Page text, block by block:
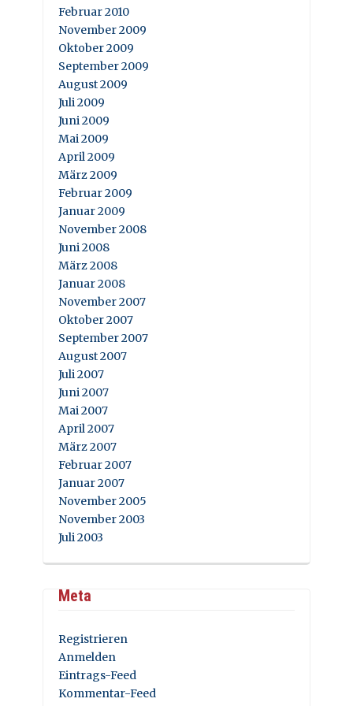
Februar 2010
November 2009
Oktober 2009
September 2009
August 2009
Juli 2009
Juni 2009
Mai 2009
April 2009
März 2009
Februar 2009
Januar 2009
November 2008
Juni 2008
März 2008
Januar 2008
November 2007
Oktober 2007
September 2007
August 2007
Juli 2007
Juni 2007
Mai 2007
April 2007
März 2007
Februar 2007
Januar 2007
November 2005
November 2003
Juli 2003
Meta
Registrieren
Anmelden
Eintrags-Feed
Kommentar-Feed